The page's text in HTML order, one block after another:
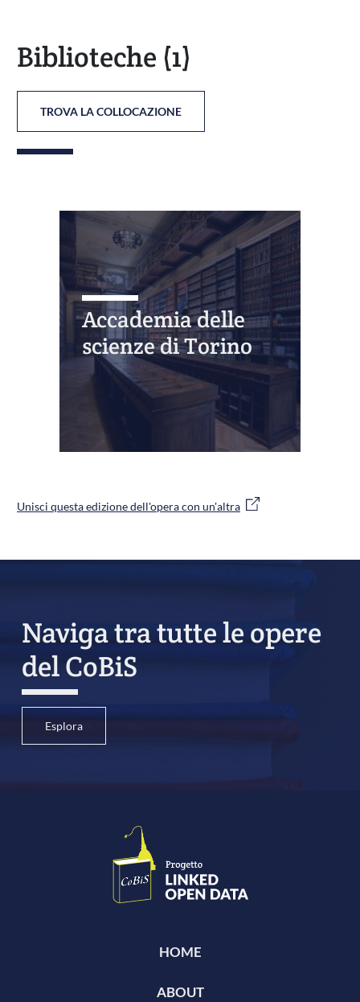
Biblioteche (1)
TROVA LA COLLOCAZIONE
Accademia delle
scienze di Torino
Unisci questa edizione dell'opera con un'altra
Naviga tra tutte le opere
del CoBiS
Esplora
HOME
ABOUT